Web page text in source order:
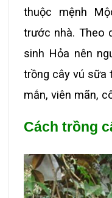
thuộc mệnh
trước nhà. Theo
sinh Hỏa nên
trồng cây vú sữa
mắn, viên mãn,
Cách trồng